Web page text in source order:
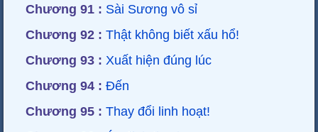
Chương 91 : Sài Sương vô sỉ
Chương 92 : Thật không biết xấu hổ!
Chương 93 : Xuất hiện đúng lúc
Chương 94 : Đến
Chương 95 : Thay đổi linh hoạt!